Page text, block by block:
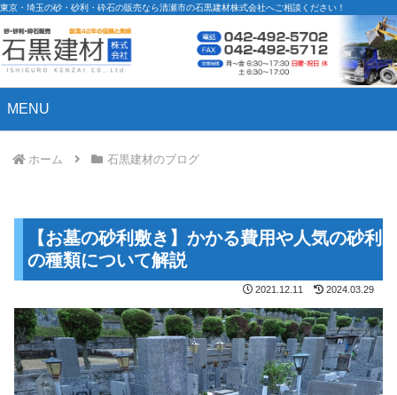
東京・埼玉の砂・砂利・砕石の販売なら清瀬市の石黒建材株式会社へご相談ください！
MENU
ホーム 石黒建材のブログ
【お墓の砂利敷き】かかる費用や人気の砂利
の種類について解説
2021.12.11 2024.03.29